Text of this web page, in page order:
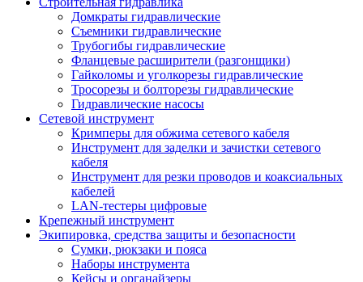
Домкраты гидравлические
Съемники гидравлические
Трубогибы гидравлические
Фланцевые расширители (разгонщики)
Гайколомы и уголкорезы гидравлические
Тросорезы и болторезы гидравлические
Гидравлические насосы
Сетевой инструмент
Кримперы для обжима сетевого кабеля
Инструмент для заделки и зачистки сетевого
кабеля
Инструмент для резки проводов и коаксиальных
кабелей
LAN-тестеры цифровые
Крепежный инструмент
Экипировка, средства защиты и безопасности
Сумки, рюкзаки и пояса
Наборы инструмента
Кейсы и органайзеры